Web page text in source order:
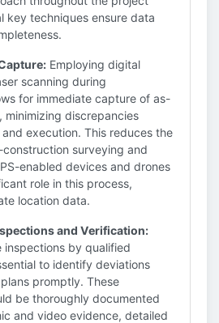
key techniques ensure data
Employing digital
scanning during
for immediate capture of as-
minimizing discrepancies
execution. This reduces the
surveying and
enabled devices and drones
role in this process,
location data.
and Verification:
inspections by qualified
to identify deviations
promptly. These
be thoroughly documented
and video evidence, detailed